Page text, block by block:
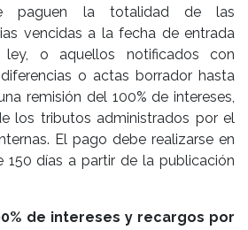
paguen la totalidad de las
vencidas a la fecha de entrada
o aquellos notificados con
o actas borrador hasta
remisión del 100% de intereses,
los tributos administrados por el
El pago debe realizarse en
días a partir de la publicación
de intereses y recargos por